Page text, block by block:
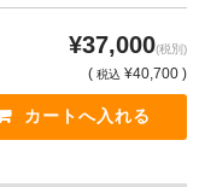
¥37,000(税別)
( 税込 ¥40,700 )